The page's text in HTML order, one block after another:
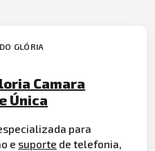
GLÓRIA
Camara
Única
para
e suporte de telefonia,